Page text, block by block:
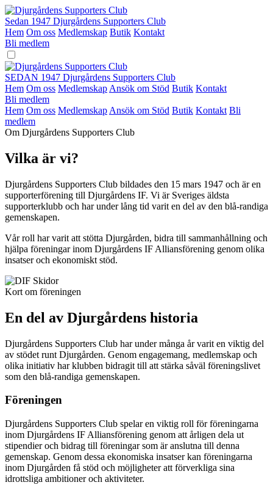
Hoppa
till
innehåll
Sedan 1947 Djurgårdens Supporters Club
Hem Om oss Medlemskap Butik Kontakt
Bli medlem
SEDAN 1947 Djurgårdens Supporters Club
Hem Om oss Medlemskap Ansök om Stöd Butik Kontakt
Bli medlem
Hem Om oss Medlemskap Ansök om Stöd Butik Kontakt Bli
medlem
Om Djurgårdens Supporters Club
Vilka är vi?
Djurgårdens Supporters Club bildades den 15 mars 1947 och är en
supporterförening till Djurgårdens IF. Vi är Sveriges äldsta
supporterklubb och har under lång tid varit en del av den blå-randiga
gemenskapen.
Vår roll har varit att stötta Djurgården, bidra till sammanhållning och
hjälpa föreningar inom Djurgårdens IF Alliansförening genom olika
insatser och ekonomiskt stöd.
Kort om föreningen
En del av Djurgårdens historia
Djurgårdens Supporters Club har under många år varit en viktig del
av stödet runt Djurgården. Genom engagemang, medlemskap och
olika initiativ har klubben bidragit till att stärka såväl föreningslivet
som den blå-randiga gemenskapen.
Föreningen
Djurgårdens Supporters Club spelar en viktig roll för föreningarna
inom Djurgårdens IF Alliansförening genom att årligen dela ut
stipendier och bidrag till föreningar som är anslutna till denna
gemenskap. Genom dessa ekonomiska insatser kan föreningarna
inom Djurgården få stöd och möjligheter att förverkliga sina
idrottsliga ambitioner och aktiviteter.